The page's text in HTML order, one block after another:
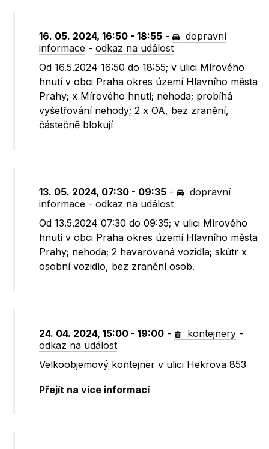
16. 05. 2024, 16:50 - 18:55 -
dopravní
informace -odkaz na událost
Od 16.5.2024 16:50 do 18:55; v ulici Mírového
hnutí v obci Praha okres území Hlavního města
Prahy; x Mírového hnutí; nehoda; probíhá
vyšetřování nehody; 2 x OA, bez zranění,
částečně blokují
13. 05. 2024, 07:30 - 09:35 -
dopravní
informace -odkaz na událost
Od 13.5.2024 07:30 do 09:35; v ulici Mírového
hnutí v obci Praha okres území Hlavního města
Prahy; nehoda; 2 havarovaná vozidla; skútr x
osobní vozidlo, bez zranění osob.
24. 04. 2024, 15:00 - 19:00 - kontejnery -
odkaz na událost
Velkoobjemový kontejner v ulici Hekrova 853
Přejít na více informací